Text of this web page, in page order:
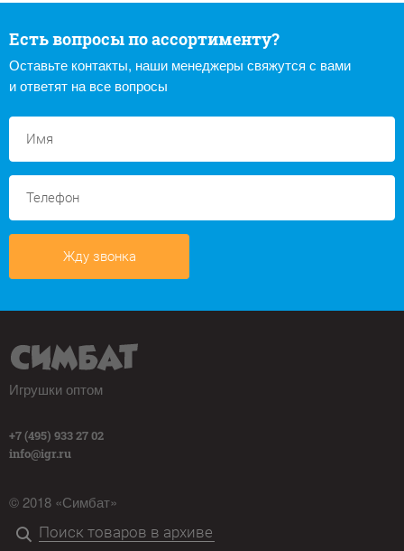
Есть вопросы по ассортименту?
Оставьте контакты, наши менеджеры свяжутся с вами
и ответят на все вопросы
Жду звонка
Игрушки оптом
+7 (495) 933 27 02
info@igr.ru
© 2018 «Симбат»